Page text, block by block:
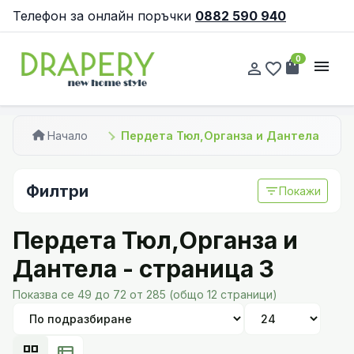
Телефон за онлайн поръчки 0882 590 940
person_outline favorite_border shopping_bag
0 menu
Начало Пердета Тюл,Органза и Дантела
Филтри filter_listПокажи
Пердета Тюл,Органза и
Дантела - страница 3
Показва се 49 до 72 от 285 (общо 12 страници)